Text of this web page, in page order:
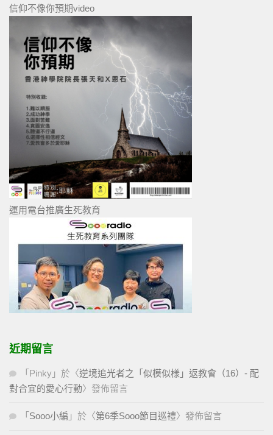
信仰不像你預期video
運用電台推廣生死教育
近期留言
「 Pinky 」於〈逆境追光者之「似模似樣」返教會（16）- 配
對合宜的愛心行動〉發佈留言
「 Sooo小編 」於〈第6季Sooo節目巡禮〉發佈留言